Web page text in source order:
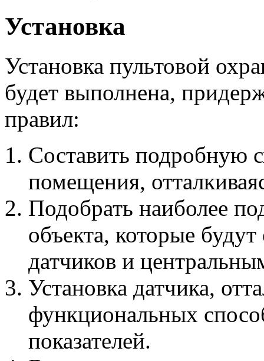
Установка
Установка пультовой
будет выполнена,
правил:
Составить подробную
помещения,
Подобрать наиболее
объекта, которые
датчиков и
Установка датчика,
функциональных
показателей.